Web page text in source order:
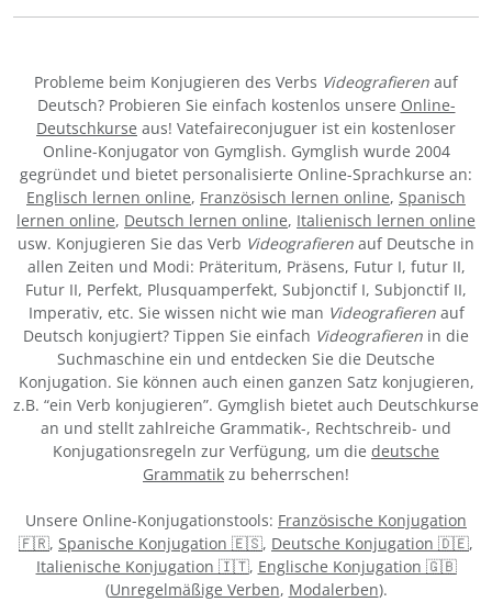
Probleme beim Konjugieren des Verbs Videografieren auf
Deutsch? Probieren Sie einfach kostenlos unsere Online-
Deutschkurse aus! Vatefaireconjuguer ist ein kostenloser
Online-Konjugator von Gymglish. Gymglish wurde 2004
gegründet und bietet personalisierte Online-Sprachkurse an:
Englisch lernen online, Französisch lernen online, Spanisch
lernen online, Deutsch lernen online, Italienisch lernen online
usw. Konjugieren Sie das Verb Videografieren auf Deutsche in
allen Zeiten und Modi: Präteritum, Präsens, Futur I, futur II,
Futur II, Perfekt, Plusquamperfekt, Subjonctif I, Subjonctif II,
Imperativ, etc. Sie wissen nicht wie man Videografierenauf
Deutsch konjugiert? Tippen Sie einfach Videografieren in die
Suchmaschine ein und entdecken Sie die Deutsche
Konjugation. Sie können auch einen ganzen Satz konjugieren,
z.B. “ein Verb konjugieren”. Gymglish bietet auch Deutschkurse
an und stellt zahlreiche Grammatik-, Rechtschreib- und
Konjugationsregeln zur Verfügung, um die deutsche
Grammatik zu beherrschen!
Unsere Online-Konjugationstools: Französische Konjugation
🇫🇷, Spanische Konjugation 🇪🇸, Deutsche Konjugation 🇩🇪,
Italienische Konjugation 🇮🇹, Englische Konjugation 🇬🇧
(Unregelmäßige Verben, Modalerben).